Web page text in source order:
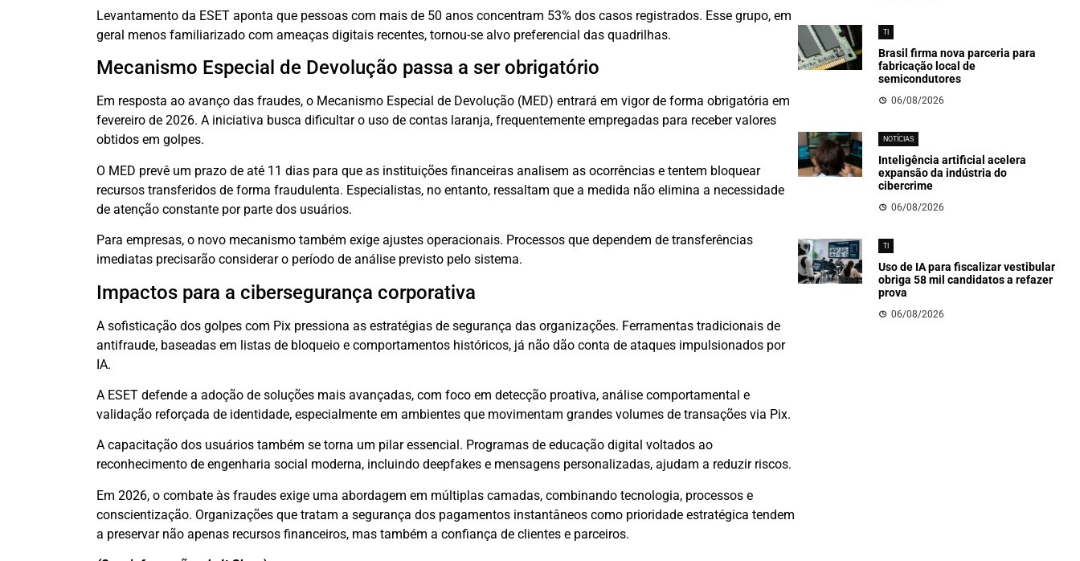
Levantamento da ESET aponta que pessoas com mais de 50 anos concentram 53% dos casos registrados. Esse grupo, em
geral menos familiarizado com ameaças digitais recentes, tornou-se alvo preferencial das quadrilhas.
Mecanismo Especial de Devolução passa a ser obrigatório
Em resposta ao avanço das fraudes, o Mecanismo Especial de Devolução (MED) entrará em vigor de forma obrigatória em
fevereiro de 2026. A iniciativa busca dificultar o uso de contas laranja, frequentemente empregadas para receber valores
obtidos em golpes.
O MED prevê um prazo de até 11 dias para que as instituições financeiras analisem as ocorrências e tentem bloquear
recursos transferidos de forma fraudulenta. Especialistas, no entanto, ressaltam que a medida não elimina a necessidade
de atenção constante por parte dos usuários.
Para empresas, o novo mecanismo também exige ajustes operacionais. Processos que dependem de transferências
imediatas precisarão considerar o período de análise previsto pelo sistema.
Impactos para a cibersegurança corporativa
A sofisticação dos golpes com Pix pressiona as estratégias de segurança das organizações. Ferramentas tradicionais de
antifraude, baseadas em listas de bloqueio e comportamentos históricos, já não dão conta de ataques impulsionados por
IA.
A ESET defende a adoção de soluções mais avançadas, com foco em detecção proativa, análise comportamental e
validação reforçada de identidade, especialmente em ambientes que movimentam grandes volumes de transações via Pix.
A capacitação dos usuários também se torna um pilar essencial. Programas de educação digital voltados ao
reconhecimento de engenharia social moderna, incluindo deepfakes e mensagens personalizadas, ajudam a reduzir riscos.
Em 2026, o combate às fraudes exige uma abordagem em múltiplas camadas, combinando tecnologia, processos e
conscientização. Organizações que tratam a segurança dos pagamentos instantâneos como prioridade estratégica tendem
a preservar não apenas recursos financeiros, mas também a confiança de clientes e parceiros.
TI
Brasil firma nova parceria para
fabricação local de
semicondutores
06/08/2026
NOTÍCIAS
Inteligência artificial acelera
expansão da indústria do
cibercrime
06/08/2026
TI
Uso de IA para fiscalizar vestibular
obriga 58 mil candidatos a refazer
prova
06/08/2026